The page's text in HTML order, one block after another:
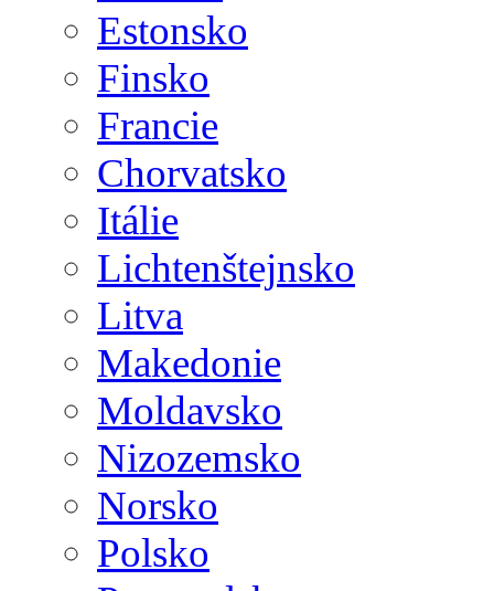
Estonsko
Finsko
Francie
Chorvatsko
Itálie
Lichtenštejnsko
Litva
Makedonie
Moldavsko
Nizozemsko
Norsko
Polsko